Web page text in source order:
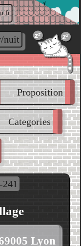
nuit
Proposition
Categories
Lyon